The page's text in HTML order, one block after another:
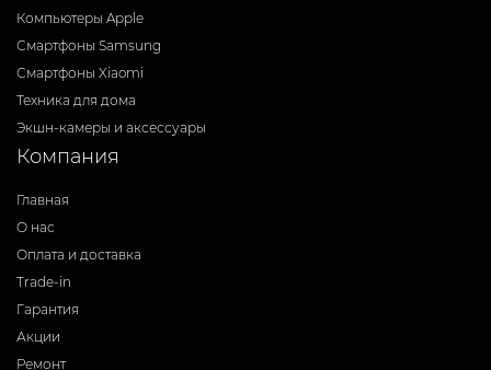
Компьютеры Apple
Смартфоны Samsung
Смартфоны Xiaomi
Техника для дома
Экшн-камеры и аксессуары
Компания
Главная
О нас
Оплата и доставка
Trade-in
Гарантия
Акции
Ремонт